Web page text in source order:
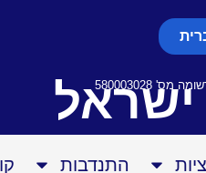
ישראל
התנדבות